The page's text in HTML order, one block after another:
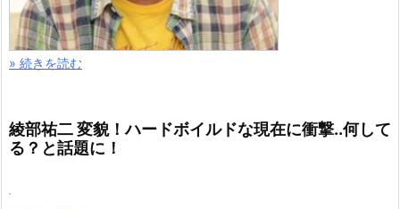
» 続きを読む
綾部祐二 変貌！ハードボイルドな現在に衝撃..何して
る？と話題に！